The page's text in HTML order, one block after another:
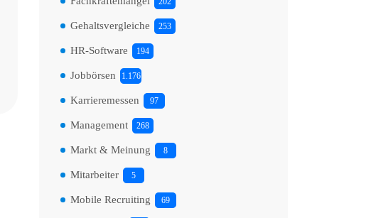
Gehaltsvergleiche 253
HR-Software 194
Jobbörsen 1.176
Karrieremessen 97
Management 268
Markt & Meinung 8
Mitarbeiter 5
Mobile Recruiting 69